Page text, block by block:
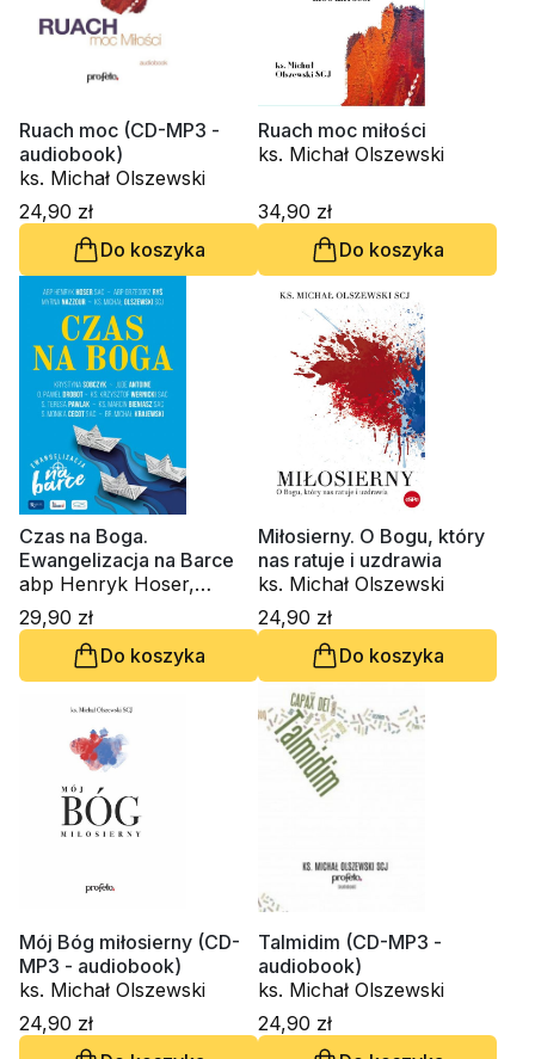
Ruach moc (CD-MP3 -
audiobook)
ks. Michał Olszewski
24,90 zł
Do koszyka
Ruach moc miłości
ks. Michał Olszewski
34,90 zł
Do koszyka
Czas na Boga.
Ewangelizacja na Barce
abp Henryk Hoser,
kardynał Grzegorz Ryś,
ks. Michał Olszewski,
Myrna Nazzour
29,90 zł
Do koszyka
Miłosierny. O Bogu, który
nas ratuje i uzdrawia
ks. Michał Olszewski
24,90 zł
Do koszyka
Mój Bóg miłosierny (CD-
MP3 - audiobook)
ks. Michał Olszewski
24,90 zł
Talmidim (CD-MP3 -
audiobook)
ks. Michał Olszewski
24,90 zł